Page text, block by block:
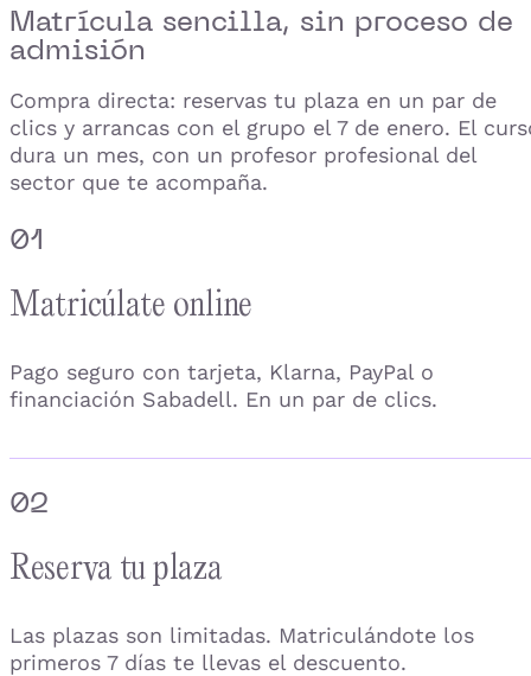
Matrícula sencilla, sin proceso de
admisión
Compra directa: reservas tu plaza en un par de
clics y arrancas con el grupo el 7 de enero. El
dura un mes, con un profesor profesional del
sector que te acompaña.
01
Matricúlate online
Pago seguro con tarjeta, Klarna, PayPal o
financiación Sabadell. En un par de clics.
02
Reserva tu plaza
Las plazas son limitadas. Matriculándote los
primeros 7 días te llevas el descuento.